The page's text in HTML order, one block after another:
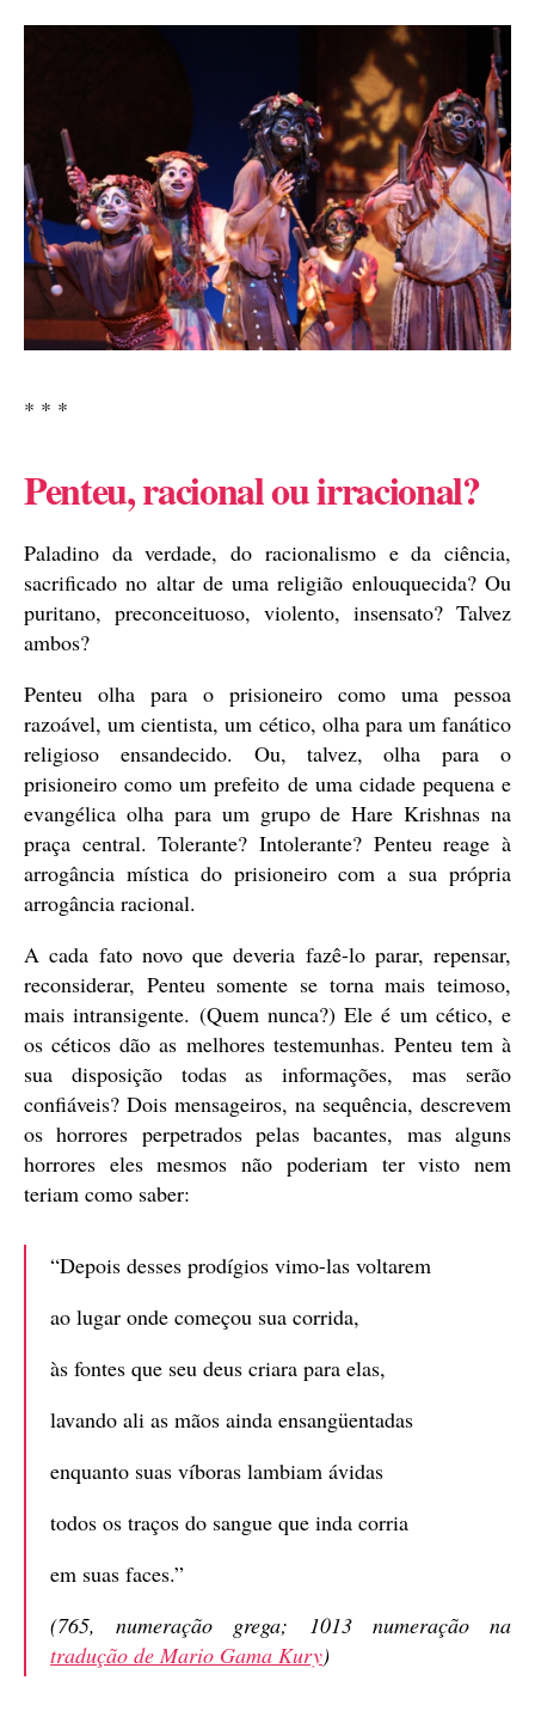
* * *
Penteu, racional ou irracional?
Paladino da verdade, do racionalismo e da ciência,
sacrificado no altar de uma religião enlouquecida? Ou
puritano, preconceituoso, violento, insensato? Talvez
ambos?
Penteu olha para o prisioneiro como uma pessoa
razoável, um cientista, um cético, olha para um fanático
religioso ensandecido. Ou, talvez, olha para o
prisioneiro como um prefeito de uma cidade pequena e
evangélica olha para um grupo de Hare Krishnas na
praça central. Tolerante? Intolerante? Penteu reage à
arrogância mística do prisioneiro com a sua própria
arrogância racional.
A cada fato novo que deveria fazê-lo parar, repensar,
reconsiderar, Penteu somente se torna mais teimoso,
mais intransigente. (Quem nunca?) Ele é um cético, e
os céticos dão as melhores testemunhas. Penteu tem à
sua disposição todas as informações, mas serão
confiáveis? Dois mensageiros, na sequência, descrevem
os horrores perpetrados pelas bacantes, mas alguns
horrores eles mesmos não poderiam ter visto nem
teriam como saber:
“Depois desses prodígios vimo-las voltarem
ao lugar onde começou sua corrida,
às fontes que seu deus criara para elas,
lavando ali as mãos ainda ensangüentadas
enquanto suas víboras lambiam ávidas
todos os traços do sangue que inda corria
em suas faces.”
(765, numeração grega; 1013 numeração na
tradução de Mario Gama Kury)